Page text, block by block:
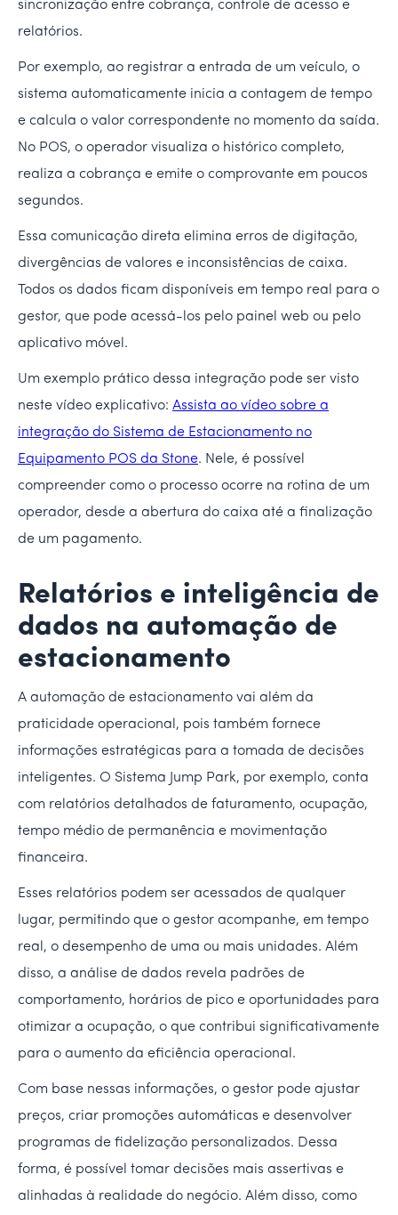
sincronização entre cobrança, controle de acesso e
relatórios.
Por exemplo, ao registrar a entrada de um veículo, o
sistema automaticamente inicia a contagem de tempo
e calcula o valor correspondente no momento da saída.
No POS, o operador visualiza o histórico completo,
realiza a cobrança e emite o comprovante em poucos
segundos.
Essa comunicação direta elimina erros de digitação,
divergências de valores e inconsistências de caixa.
Todos os dados ficam disponíveis em tempo real para o
gestor, que pode acessá-los pelo painel web ou pelo
aplicativo móvel.
Um exemplo prático dessa integração pode ser visto
neste vídeo explicativo: Assista ao vídeo sobre a
integração do Sistema de Estacionamento no
Equipamento POS da Stone. Nele, é possível
compreender como o processo ocorre na rotina de um
operador, desde a abertura do caixa até a finalização
de um pagamento.
Relatórios e inteligência de
dados na automação de
estacionamento
A automação de estacionamento vai além da
praticidade operacional, pois também fornece
informações estratégicas para a tomada de decisões
inteligentes. O Sistema Jump Park, por exemplo, conta
com relatórios detalhados de faturamento, ocupação,
tempo médio de permanência e movimentação
financeira.
Esses relatórios podem ser acessados de qualquer
lugar, permitindo que o gestor acompanhe, em tempo
real, o desempenho de uma ou mais unidades. Além
disso, a análise de dados revela padrões de
comportamento, horários de pico e oportunidades para
otimizar a ocupação, o que contribui significativamente
para o aumento da eficiência operacional.
Com base nessas informações, o gestor pode ajustar
preços, criar promoções automáticas e desenvolver
programas de fidelização personalizados. Dessa
forma, é possível tomar decisões mais assertivas e
alinhadas à realidade do negócio. Além disso, como